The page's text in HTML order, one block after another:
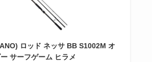
ロッド ネッサ BB S1002M オ
サーフゲーム ヒラメ